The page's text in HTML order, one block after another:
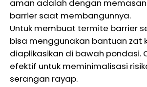
aman adalah dengan
barrier saat membangunnya.
Untuk membuat termite barrier
bisa menggunakan bantuan zat
diaplikasikan di bawah pondasi.
efektif untuk meminimalisasi
serangan rayap.